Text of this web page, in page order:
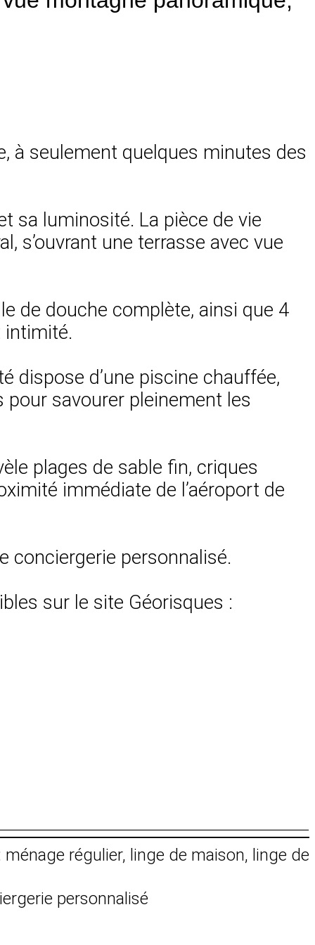
à seulement quelques minutes des
sa luminosité. La pièce de vie
s’ouvrant une terrasse avec vue
de douche complète, ainsi que 4
intimité.
dispose d’une piscine chauffée,
pour savourer pleinement les
plages de sable fin, criques
immédiate de l’aéroport de
conciergerie personnalisé.
sur le site Géorisques :
ménage régulier, linge de maison, linge de
personnalisé